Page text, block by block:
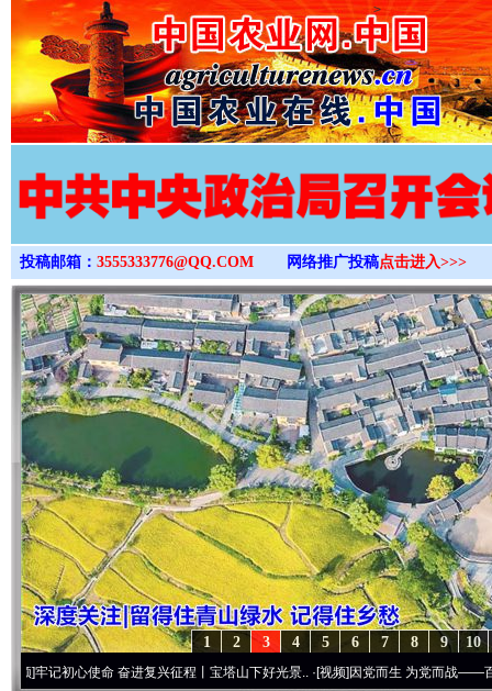
>
投稿邮箱： 3555333776@QQ.COM 网络推广投稿点击进入>>>
10
9
8
7
6
5
4
3
2
1
使命 奋进复兴征程丨宝塔山下好光景..·[视频]因党而生 为党而战——百年“纪”事⑧